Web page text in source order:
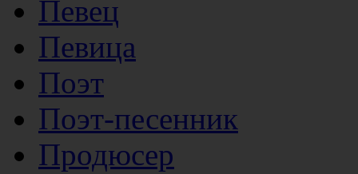
Певец
Певица
Поэт
Поэт-песенник
Продюсер